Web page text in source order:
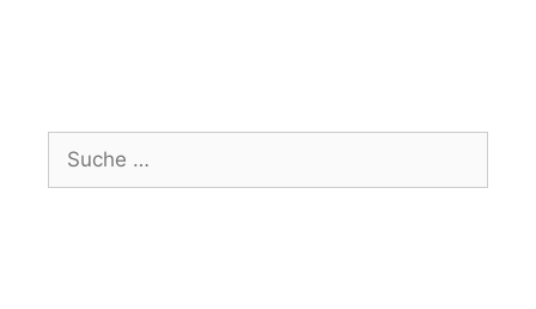
nach: